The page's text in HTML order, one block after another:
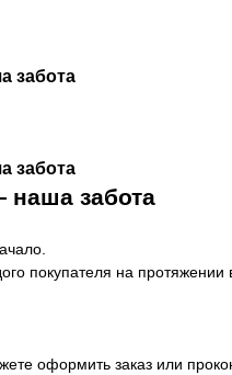
забота
забота
забота
покупателя на протяжении
оформить заказ или